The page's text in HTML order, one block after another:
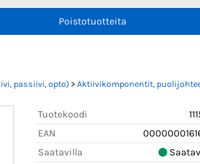
Poistotuotteita
passiivi, opto) > Aktiivikomponentit,
Tuotekoodi
EAN
Saatavilla